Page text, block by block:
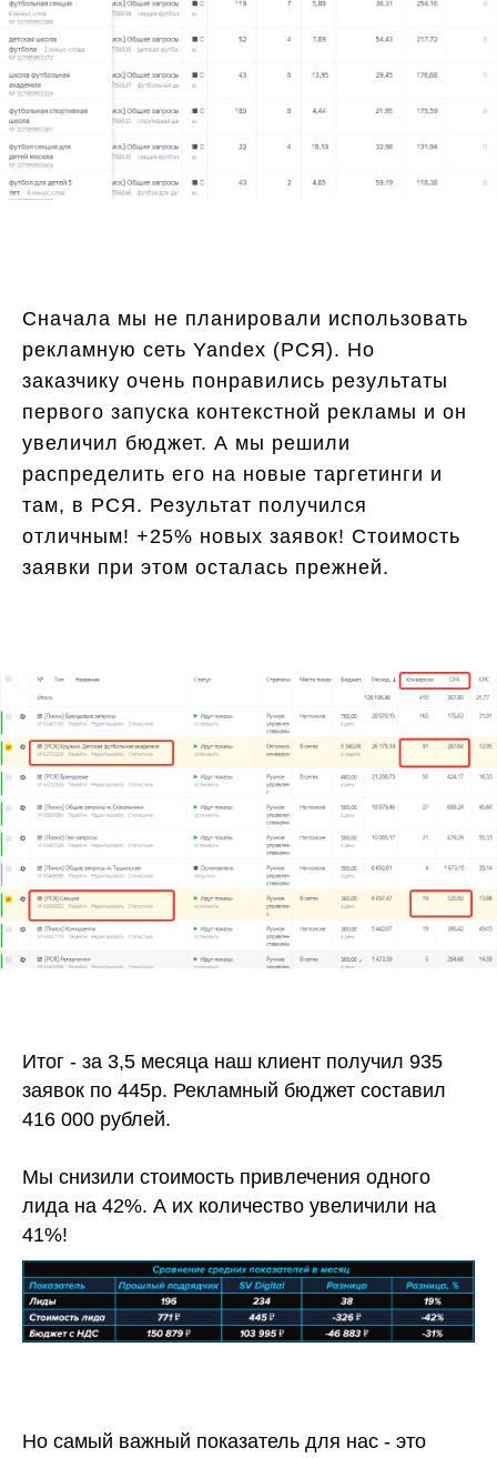
Сначала мы не планировали использовать
рекламную сеть Yandех (РСЯ). Но
заказчику очень понравились результаты
первого запуска контекстной рекламы и он
увеличил бюджет. А мы решили
распределить его на новые таргетинги и
там, в РСЯ. Результат получился
отличным! +25% новых заявок! Стоимость
заявки при этом осталась прежней.
Итог - за 3,5 месяца наш клиент получил 935
заявок по 445р. Рекламный бюджет составил
416 000 рублей.
Мы снизили стоимость привлечения одного
лида на 42%. А их количество увеличили на
41%!
Но самый важный показатель для нас - это